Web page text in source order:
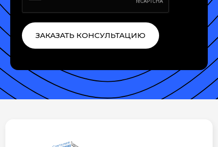
ЗАКАЗАТЬ КОНСУЛЬТАЦИЮ